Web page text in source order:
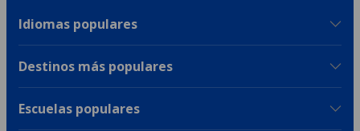
Idiomas populares
Destinos más populares
Escuelas populares